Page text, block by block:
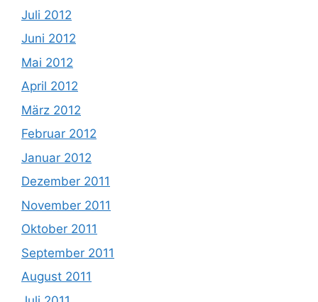
Juli 2012
Juni 2012
Mai 2012
April 2012
März 2012
Februar 2012
Januar 2012
Dezember 2011
November 2011
Oktober 2011
September 2011
August 2011